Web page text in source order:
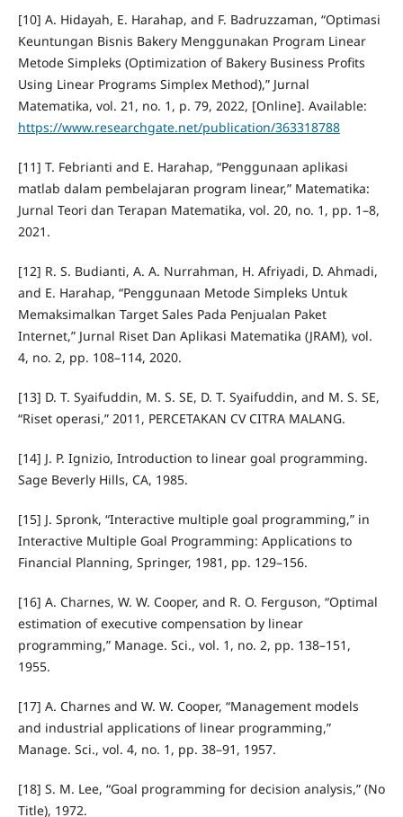
[10] A. Hidayah, E. Harahap, and F. Badruzzaman, “Optimasi
Keuntungan Bisnis Bakery Menggunakan Program Linear
Metode Simpleks (Optimization of Bakery Business Profits
Using Linear Programs Simplex Method),” Jurnal
Matematika, vol. 21, no. 1, p. 79, 2022, [Online]. Available:
https://www.researchgate.net/publication/363318788
[11] T. Febrianti and E. Harahap, “Penggunaan aplikasi
matlab dalam pembelajaran program linear,” Matematika:
Jurnal Teori dan Terapan Matematika, vol. 20, no. 1, pp. 1–8,
2021.
[12] R. S. Budianti, A. A. Nurrahman, H. Afriyadi, D. Ahmadi,
and E. Harahap, “Penggunaan Metode Simpleks Untuk
Memaksimalkan Target Sales Pada Penjualan Paket
Internet,” Jurnal Riset Dan Aplikasi Matematika (JRAM), vol.
4, no. 2, pp. 108–114, 2020.
[13] D. T. Syaifuddin, M. S. SE, D. T. Syaifuddin, and M. S. SE,
“Riset operasi,” 2011, PERCETAKAN CV CITRA MALANG.
[14] J. P. Ignizio, Introduction to linear goal programming.
Sage Beverly Hills, CA, 1985.
[15] J. Spronk, “Interactive multiple goal programming,” in
Interactive Multiple Goal Programming: Applications to
Financial Planning, Springer, 1981, pp. 129–156.
[16] A. Charnes, W. W. Cooper, and R. O. Ferguson, “Optimal
estimation of executive compensation by linear
programming,” Manage. Sci., vol. 1, no. 2, pp. 138–151,
1955.
[17] A. Charnes and W. W. Cooper, “Management models
and industrial applications of linear programming,”
Manage. Sci., vol. 4, no. 1, pp. 38–91, 1957.
[18] S. M. Lee, “Goal programming for decision analysis,” (No
Title), 1972.